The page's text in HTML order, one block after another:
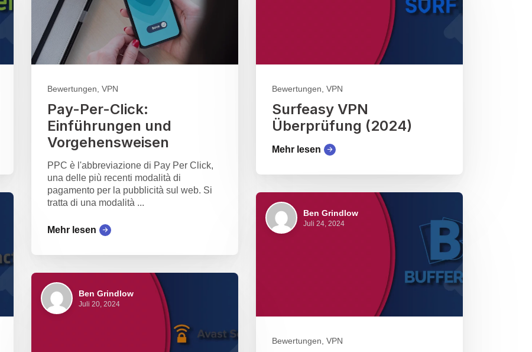
Bewertungen, VPN
Pay-Per-Click:
Einführungen und
Vorgehensweisen
PPC è l'abbreviazione di Pay Per Click,
una delle più recenti modalità di
pagamento per la pubblicità sul web. Si
tratta di una modalità ...
Mehr lesen
Bewertungen, VPN
Surfeasy VPN
Überprüfung (2024)
Mehr lesen
Ben Grindlow
Juli 24, 2024
Bewertungen, VPN
Ben Grindlow
Juli 20, 2024